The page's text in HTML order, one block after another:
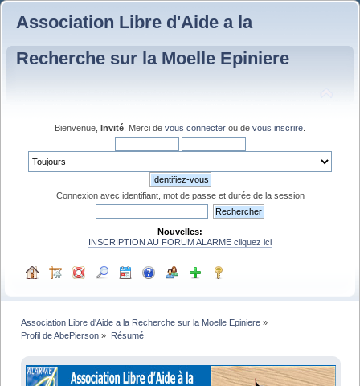
Association Libre d'Aide a la
Recherche sur la Moelle Epiniere
Bienvenue, Invité . Merci de vous connecter ou de vous inscrire
Connexion avec identifiant, mot de passe et durée de la session
Nouvelles:
INSCRIPTION AU FORUM ALARME cliquez ici
Association Libre d'Aide a la Recherche sur la Moelle Epiniere »
Profil de AbePierson » Résumé